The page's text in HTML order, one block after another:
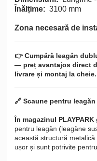
Înălțime: 3100 mm
Zona necesară de
👉 Cumpără leagăn
— preț avantajos direct
livrare și montaj la cheie.
🔗 Scaune pentru
În magazinul PLAYPARK
pentru leagăn (leagăne
această structură
ușor și sunt potrivite